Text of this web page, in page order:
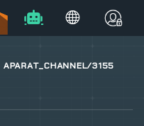
APARAT_CHANNEL/3155